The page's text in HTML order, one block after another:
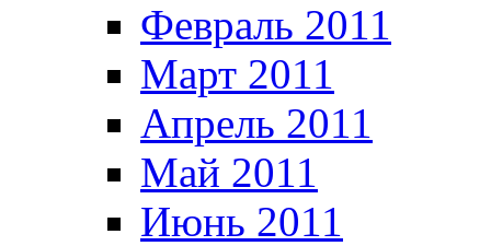
Февраль 2011
Март 2011
Апрель 2011
Май 2011
Июнь 2011